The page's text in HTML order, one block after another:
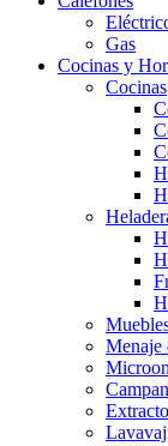
Gas
Cocinas y
Cocinas
Menaje